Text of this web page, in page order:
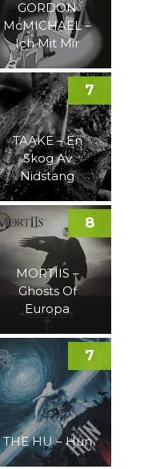
GORDON
McMICHAEL –
Ich Mit Mir
TAAKE – En
Skog Av
Nidstang
7
MORTIIS –
Ghosts Of
Europa
8
THE HU – Hun
7